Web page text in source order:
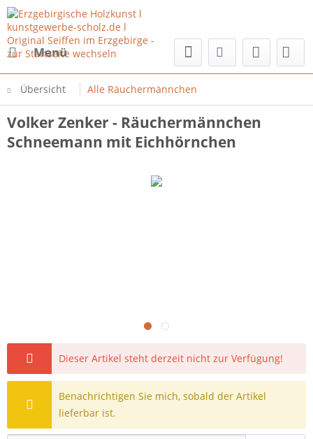
Menü
Übersicht Alle Räuchermännchen
Volker Zenker - Räuchermännchen
Schneemann mit Eichhörnchen
Dieser Artikel steht derzeit nicht zur Verfügung!
Benachrichtigen Sie mich, sobald der Artikel
lieferbar ist.